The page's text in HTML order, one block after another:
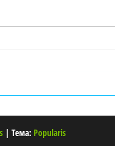
| Тема: Popularis